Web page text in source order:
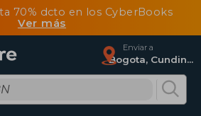
70% dcto en los CyberBooks
Ver más
Enviar a
Bogota, Cundinamarca